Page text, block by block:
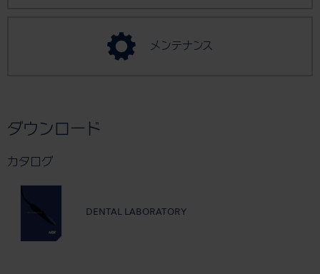
メンテナンス
ダウンロード
カタログ
DENTAL LABORATORY